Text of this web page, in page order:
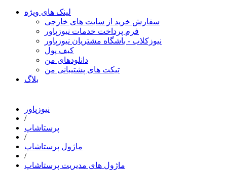
لینک های ویژه
سفارش خرید از سایت های خارجی
فرم پرداخت خدمات نیوزپاور
نیوزکلاب - باشگاه مشتریان نیوزپاور
کیف پول
دانلودهای من
تیکت های پشتیبانی من
بلاگ
نیوزپاور
/
پرستاشاپ
/
ماژول پرستاشاپ
/
ماژول های مدیریت پرستاشاپ